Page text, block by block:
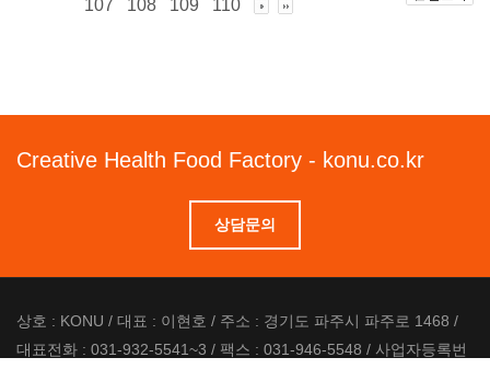
107
108 109 110
Creative Health Food Factory - konu.co.kr
상담문의
상호 : KONU / 대표 : 이현호 / 주소 : 경기도 파주시 파주로 1468 /
대표전화 : 031-932-5541~3 / 팩스 : 031-946-5548 / 사업자등록번